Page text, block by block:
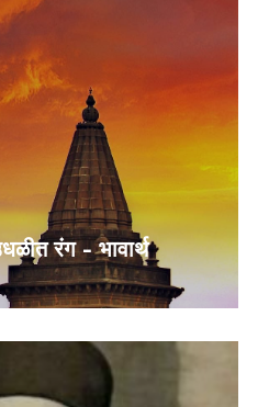
रंग – भावार्थ